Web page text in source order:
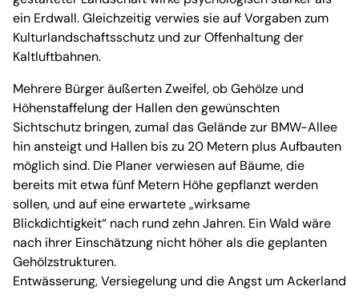
ein Erdwall. Gleichzeitig verwies sie auf Vorgaben zum
Kulturlandschaftsschutz und zur Offenhaltung der
Kaltluftbahnen.
Mehrere Bürger äußerten Zweifel, ob Gehölze und
Höhenstaffelung der Hallen den gewünschten
Sichtschutz bringen, zumal das Gelände zur BMW-Allee
hin ansteigt und Hallen bis zu 20 Metern plus Aufbauten
möglich sind. Die Planer verwiesen auf Bäume, die
bereits mit etwa fünf Metern Höhe gepflanzt werden
sollen, und auf eine erwartete „wirksame
Blickdichtigkeit“ nach rund zehn Jahren. Ein Wald wäre
nach ihrer Einschätzung nicht höher als die geplanten
Gehölzstrukturen.
Entwässerung, Versiegelung und die Angst um Ackerland